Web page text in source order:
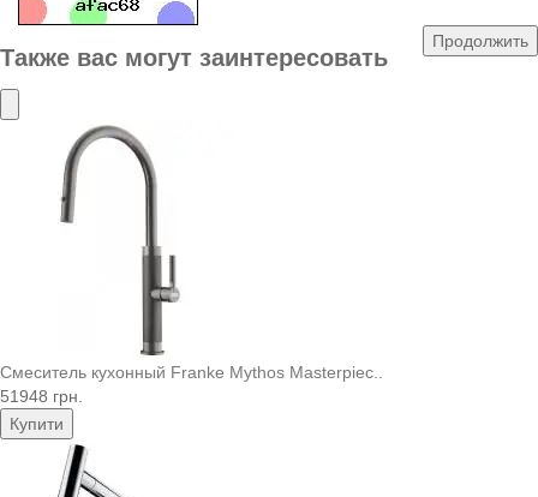
Продолжить
Также вас могут заинтересовать
Смеситель кухонный Franke Mythos Masterpiec..
51948 грн.
Купити